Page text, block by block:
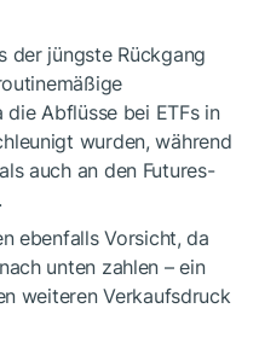
der jüngste Rückgang
Abflüsse bei ETFs in
wurden, während
auch an den Futures-
ebenfalls Vorsicht, da
unten zahlen – ein
weiteren Verkaufsdruck